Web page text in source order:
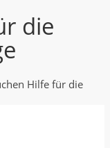
die
Hilfe für die